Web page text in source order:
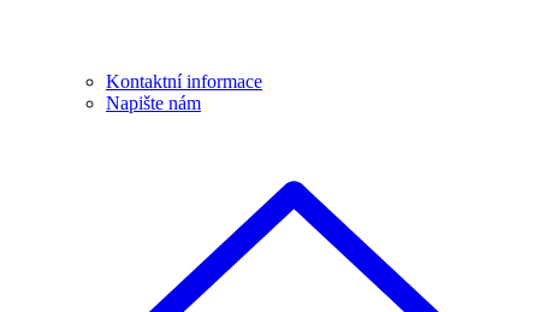
Kontaktní informace
Napište nám